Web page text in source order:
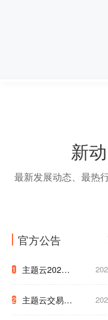
新
最新发展动态、最热
官方公告
1 主题云2023
年中秋国庆放
2 主题云交易支